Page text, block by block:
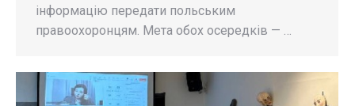
інформацію передати польським
правоохоронцям. Мета обох осередків — …